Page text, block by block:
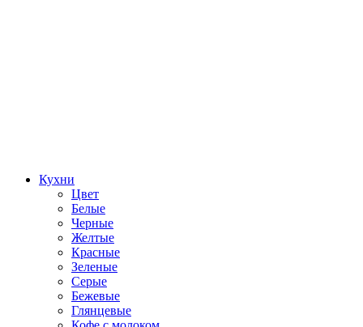
Кухни
Цвет
Белые
Черные
Желтые
Красные
Зеленые
Серые
Бежевые
Глянцевые